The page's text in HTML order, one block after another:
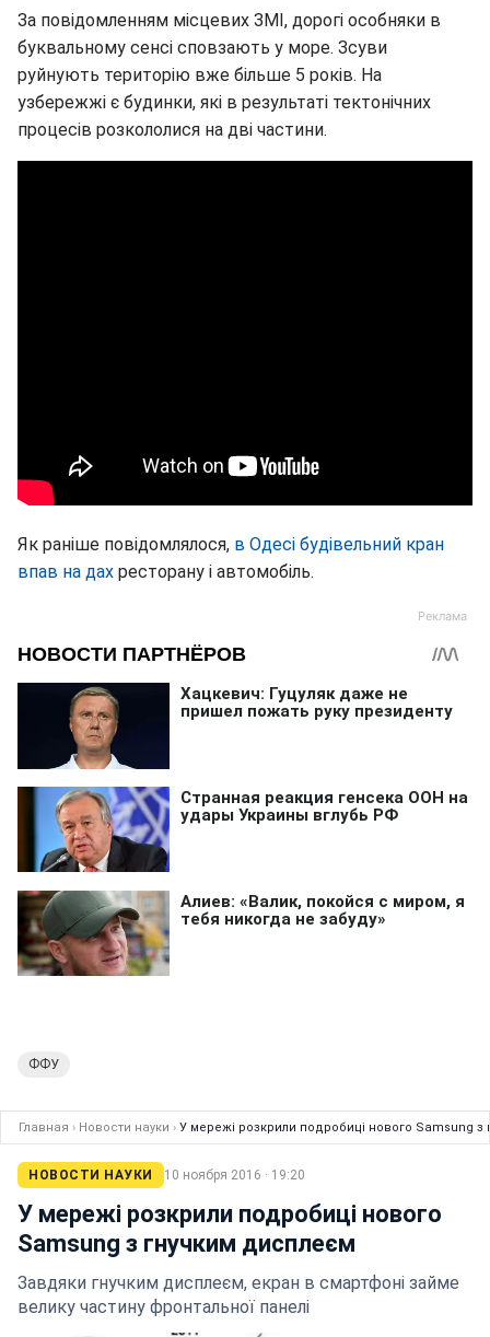
За повідомленням місцевих ЗМІ, дорогі особняки в
буквальному сенсі сповзають у море. Зсуви
руйнують територію вже більше 5 років. На
узбережжі є будинки, які в результаті тектонічних
процесів розкололися на дві частини.
Як раніше повідомлялося, в Одесі будівельний кран
впав на дах ресторану і автомобіль.
ФФУ
Главная › Новости науки › У мережі розкрили подробиці нового Samsung з
НОВОСТИ НАУКИ 10 ноября 2016 · 19:20
У мережі розкрили подробиці нового
Samsung з гнучким дисплеєм
Завдяки гнучким дисплеєм, екран в смартфоні займе
велику частину фронтальної панелі